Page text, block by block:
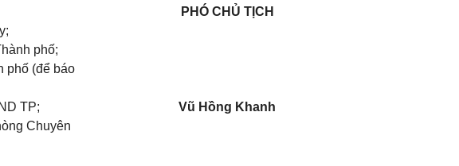
phố;
phố (để báo
TP;
Chuyên
PHÓ CHỦ TỊCH
Vũ Hồng Khanh